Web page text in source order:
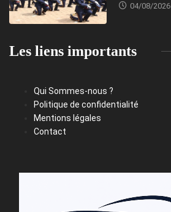
04/08/2026
Les liens importants
Qui Sommes-nous ?
Politique de confidentialité
Mentions légales
Contact